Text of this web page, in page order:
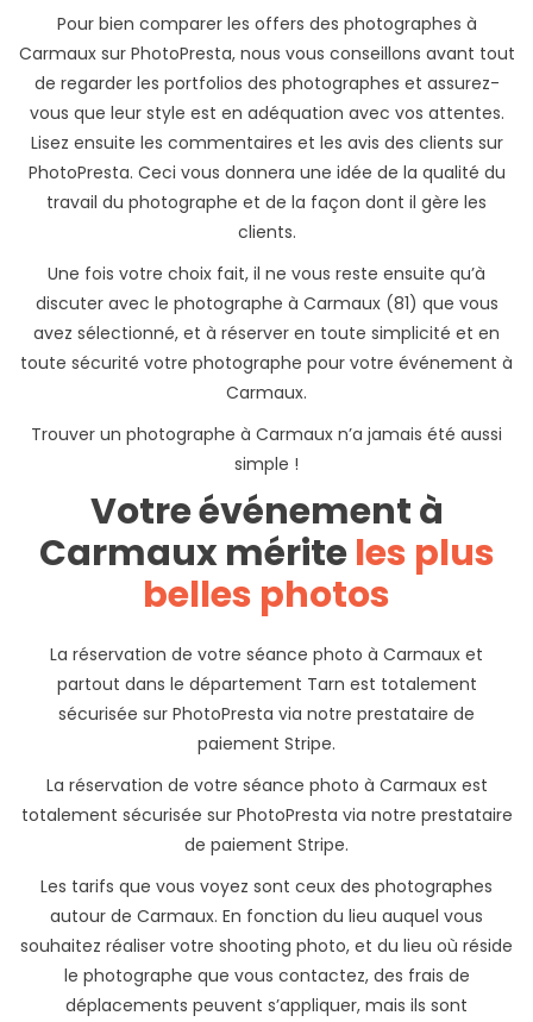
Pour bien comparer les offers des photographes à
Carmaux sur PhotoPresta, nous vous conseillons avant tout
de regarder les portfolios des photographes et assurez-
vous que leur style est en adéquation avec vos attentes.
Lisez ensuite les commentaires et les avis des clients sur
PhotoPresta. Ceci vous donnera une idée de la qualité du
travail du photographe et de la façon dont il gère les
clients.
Une fois votre choix fait, il ne vous reste ensuite qu’à
discuter avec le photographe à Carmaux (81) que vous
avez sélectionné, et à réserver en toute simplicité et en
toute sécurité votre photographe pour votre événement à
Carmaux.
Trouver un photographe à Carmaux n’a jamais été aussi
simple !
Votre événement à
Carmaux mériteles plus
belles photos
La réservation de votre séance photo à Carmaux et
partout dans le département Tarn est totalement
sécurisée sur PhotoPresta via notre prestataire de
paiement Stripe.
La réservation de votre séance photo à Carmaux est
totalement sécurisée sur PhotoPresta via notre prestataire
de paiement Stripe.
Les tarifs que vous voyez sont ceux des photographes
autour de Carmaux. En fonction du lieu auquel vous
souhaitez réaliser votre shooting photo, et du lieu où réside
le photographe que vous contactez, des frais de
déplacements peuvent s’appliquer, mais ils sont